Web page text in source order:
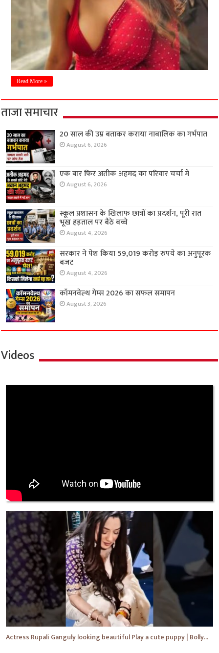
Read More »
ताजा समाचार
20 साल की उम्र बताकर कराया नाबालिक का गर्भपात
August 6, 2026
एक बार फिर अतीक अहमद का परिवार चर्चा में
August 6, 2026
स्कूल प्रशासन के खिलाफ छात्रों का प्रदर्शन, पूरी रात
भूख हड़ताल पर बैठे बच्चे
August 4, 2026
सरकार ने पेश किया 59,019 करोड़ रुपये का अनुपूरक
बजट
August 4, 2026
कॉमनवेल्थ गेम्स 2026 का सफल समापन
August 3, 2026
Videos
Actress Rupali Ganguly looking beautiful Play a cute puppy | Bollywood | Bollywood News #shorts #yt